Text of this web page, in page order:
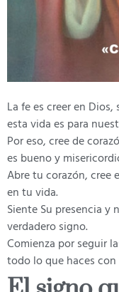
La fe es creer en
esta vida es para
Por eso, cree de
es bueno y
Abre tu corazón, cree
en tu vida.
Siente Su presencia y
verdadero signo.
Comienza por seguir
todo lo que haces